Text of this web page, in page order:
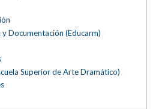
Documentación (Educarm)
Superior de Arte Dramático)